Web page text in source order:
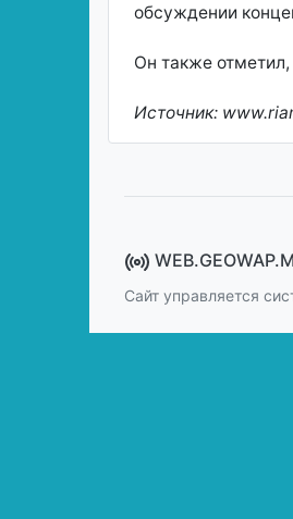
обсуждении
Он также
Источник:
Сайт управляется